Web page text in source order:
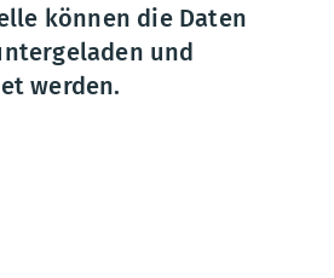
können die Daten
und
werden.